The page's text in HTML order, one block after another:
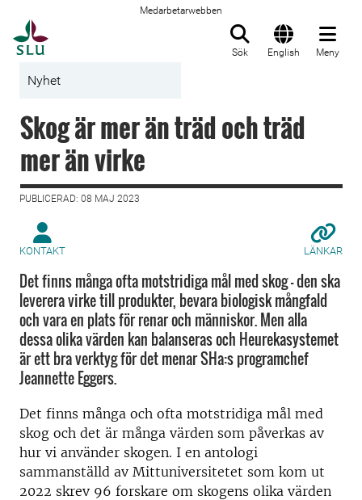
Medarbetarwebben
Sök English Meny
Nyhet
Skog är mer än träd och träd
mer än virke
PUBLICERAD: 08 MAJ 2023
KONTAKT LÄNKAR
Det finns många ofta motstridiga mål med skog – den ska
leverera virke till produkter, bevara biologisk mångfald
och vara en plats för renar och människor. Men alla
dessa olika värden kan balanseras och Heurekasystemet
är ett bra verktyg för det menar SHa:s programchef
Jeannette Eggers.
Det finns många och ofta motstridiga mål med
skog och det är många värden som påverkas av
hur vi använder skogen. I en antologi
sammanställd av Mittuniversitetet som kom ut
2022 skrev 96 forskare om skogens olika värden